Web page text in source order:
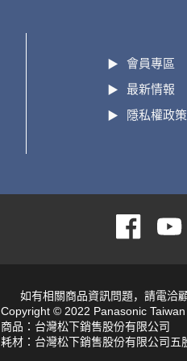
會員專區
最新情報
隱私權政策
如有相關商品資訊問題，請電洽
Copyright © 2022 Panasonic
商品：台灣松下銷售股份有限公司
耗材：台灣松下銷售股份有限公司五